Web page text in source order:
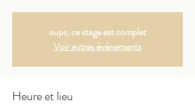
oups, ce stage est complet
Voir autres événements
Heure et lieu